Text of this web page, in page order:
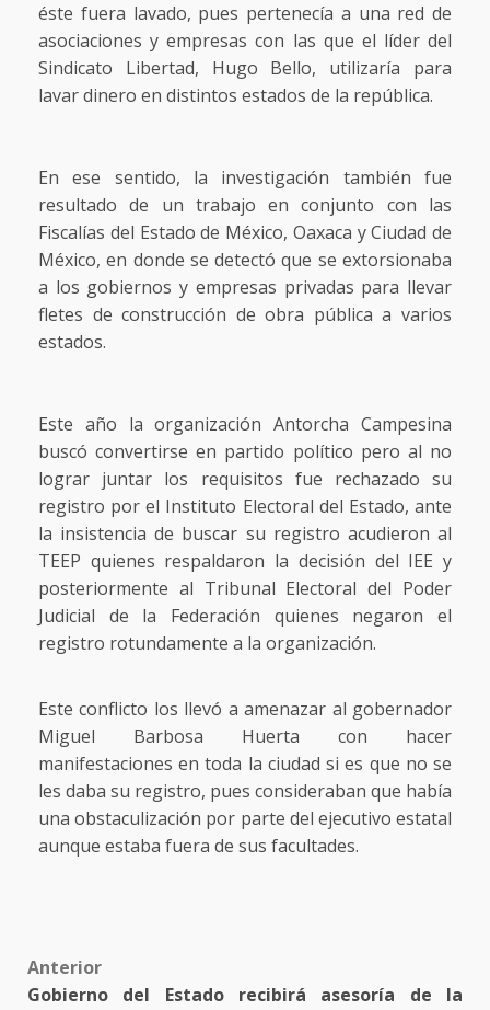
éste fuera lavado, pues pertenecía a una red de
asociaciones y empresas con las que el líder del
Sindicato Libertad, Hugo Bello, utilizaría para
lavar dinero en distintos estados de la república.
En ese sentido, la investigación también fue
resultado de un trabajo en conjunto con las
Fiscalías del Estado de México, Oaxaca y Ciudad de
México, en donde se detectó que se extorsionaba
a los gobiernos y empresas privadas para llevar
fletes de construcción de obra pública a varios
estados.
Este año la organización Antorcha Campesina
buscó convertirse en partido político pero al no
lograr juntar los requisitos fue rechazado su
registro por el Instituto Electoral del Estado, ante
la insistencia de buscar su registro acudieron al
TEEP quienes respaldaron la decisión del IEE y
posteriormente al Tribunal Electoral del Poder
Judicial de la Federación quienes negaron el
registro rotundamente a la organización.
Este conflicto los llevó a amenazar al gobernador
Miguel Barbosa Huerta con hacer
manifestaciones en toda la ciudad si es que no se
les daba su registro, pues consideraban que había
una obstaculización por parte del ejecutivo estatal
aunque estaba fuera de sus facultades.
Post
Anterior
Gobierno del Estado recibirá asesoría de la